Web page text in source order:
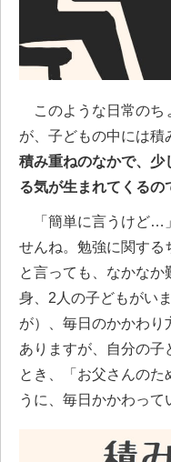
このような日常のち
が、子どもの中には積
積み重ねのなかで、少
る気が生まれてくるの
「簡単に言うけど…
せんね。勉強に関する
と言っても、なかなか
身、2人の子どもがい
が）、毎日のかかわり
ありますが、自分の子
とき、「お父さんのた
うに、毎日かかわって